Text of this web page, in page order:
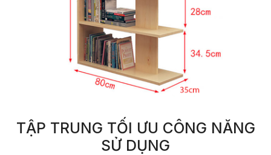
TẬP TRUNG TỐI ƯU CÔNG NĂNG
SỬ DỤNG